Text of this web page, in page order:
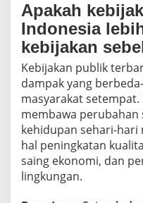
Apakah
Indonesia
kebijakan
Kebijakan publik
dampak yang
masyarakat
membawa
kehidupan sehari-hari
hal peningkatan
saing ekonomi, dan
lingkungan.